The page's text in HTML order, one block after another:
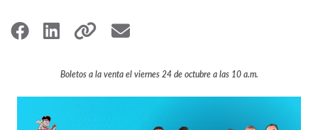
Boletos a la venta el viernes 24 de octubre a las 10 a.m.